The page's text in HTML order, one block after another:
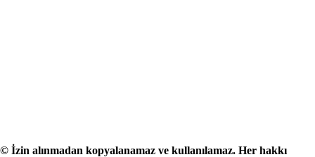
© İzin alınmadan kopyalanamaz ve kullanılamaz. Her hakkı